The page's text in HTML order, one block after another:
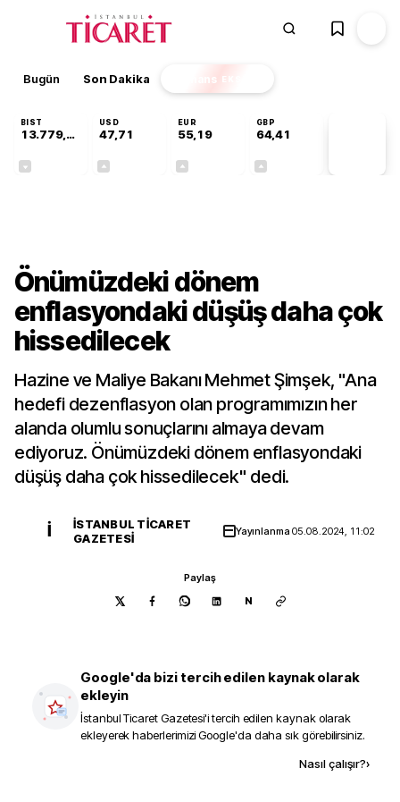
Bugün Son Dakika Finans EKSTRA
BIST
13.779,39
USD
47,71
EUR
55,19
GBP
64,41
Önümüzdeki dönem
enflasyondaki düşüş daha çok
hissedilecek
Hazine ve Maliye Bakanı Mehmet Şimşek, "Ana
hedefi dezenflasyon olan programımızın her
alanda olumlu sonuçlarını almaya devam
ediyoruz. Önümüzdeki dönem enflasyondaki
düşüş daha çok hissedilecek" dedi.
İ
İSTANBUL TICARET
GAZETESI
Yayınlanma05.08.2024, 11:02
Paylaş
N
Google'da bizi tercih edilen kaynak olarak
ekleyin
İstanbul Ticaret Gazetesi'i tercih edilen kaynak olarak
ekleyerek haberlerimizi Google'da daha sık görebilirsiniz.
Nasıl çalışır?›